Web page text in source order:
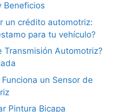
Beneficios
un crédito automotriz:
para tu vehículo?
Transmisión Automotriz?
un Sensor de
Pintura Bicapa